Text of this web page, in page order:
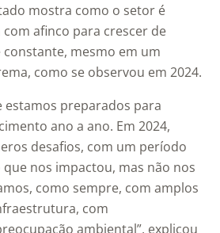
mostra como o setor é
afinco para crescer de
mesmo em um
como se observou em 2024.
estamos preparados para
ano a ano. Em 2024,
desafios, com um período
nos impactou, mas não nos
como sempre, com amplos
com
ambiental”, explicou